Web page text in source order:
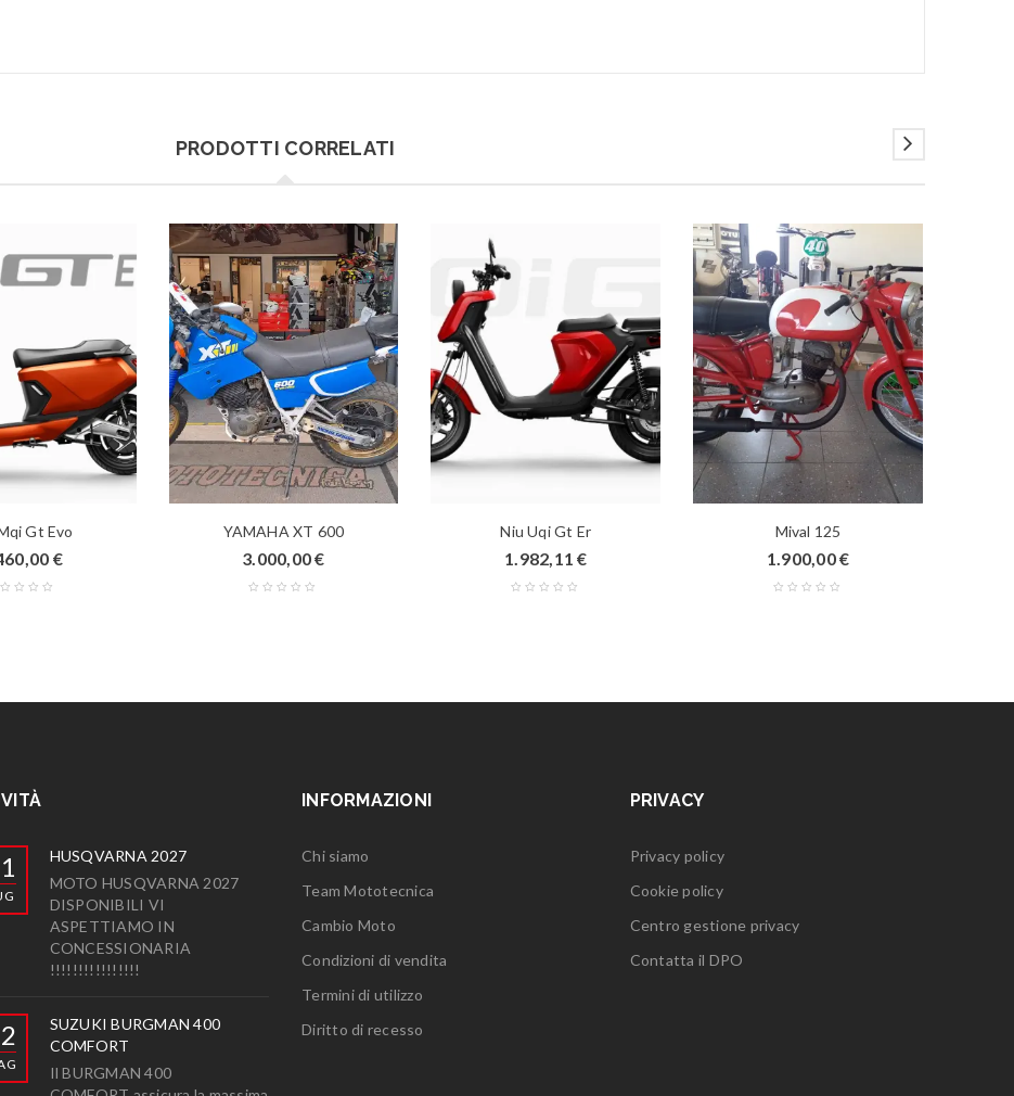
PRODOTTI CORRELATI
Gt Evo
€
YAMAHA XT 600
3.000,00€
Niu Uqi Gt Er
1.982,11€
Mival 125
1.900,00€
HUSQVARNA 2027
MOTO HUSQVARNA 2027
DISPONIBILI VI
ASPETTIAMO IN
CONCESSIONARIA
!!!!!!!!!!!!!!!!
SUZUKI BURGMAN 400
COMFORT
Il BURGMAN 400
INFORMAZIONI
Chi siamo
Team Mototecnica
Cambio Moto
Condizioni di vendita
Termini di utilizzo
Diritto di recesso
PRIVACY
Privacy policy
Cookie policy
Centro gestione privacy
Contatta il DPO